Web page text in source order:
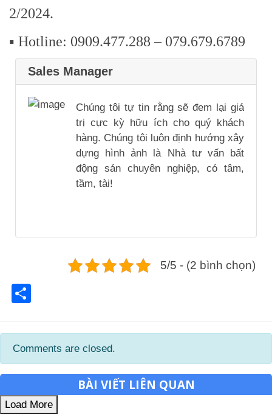
2/2024.
▪️ Hotline: 0909.477.288 – 079.679.6789
Sales Manager
Chúng tôi tự tin rằng sẽ đem lại giá
trị cực kỳ hữu ích cho quý khách
hàng. Chúng tôi luôn định hướng xây
dựng hình ảnh là Nhà tư vấn bất
động sản chuyên nghiệp, có tâm,
tầm, tài!
5/5 - (2 bình chọn)
Comments are closed.
BÀI VIẾT LIÊN QUAN
Load More